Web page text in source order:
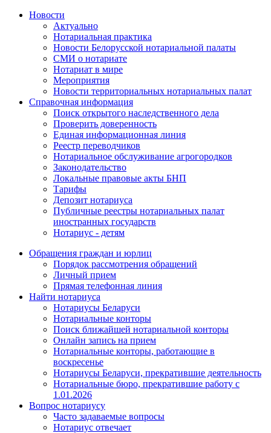
Новости
Актуально
Нотариальная практика
Новости Белорусской нотариальной палаты
СМИ о нотариате
Нотариат в мире
Мероприятия
Новости территориальных нотариальных палат
Справочная информация
Поиск открытого наследственного дела
Проверить доверенность
Единая информационная линия
Реестр переводчиков
Нотариальное обслуживание агрогородков
Законодательство
Локальные правовые акты БНП
Тарифы
Депозит нотариуса
Публичные реестры нотариальных палат
иностранных государств
Нотариус - детям
Обращения граждан и юрлиц
Порядок рассмотрения обращений
Личный прием
Прямая телефонная линия
Найти нотариуса
Нотариусы Беларуси
Нотариальные конторы
Поиск ближайшей нотариальной конторы
Онлайн запись на прием
Нотариальные конторы, работающие в
воскресенье
Нотариусы Беларуси, прекратившие деятельность
Нотариальные бюро, прекратившие работу с
1.01.2026
Вопрос нотариусу
Часто задаваемые вопросы
Нотариус отвечает